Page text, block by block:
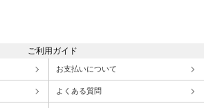
ご利用ガイド
お支払いについて
よくある質問